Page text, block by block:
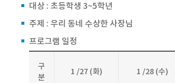
대상 : 초등학생 3~5학년
주제 : 우리 동네 수상한 사장님
프로그램 일정
구
분
1 /27 (화) 1 /28 (수)